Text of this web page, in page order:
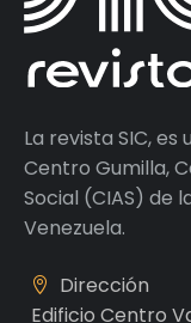
La revista SIC,
Centro Gumilla,
Social (CIAS) de
Venezuela.
Dirección
Edificio Centro